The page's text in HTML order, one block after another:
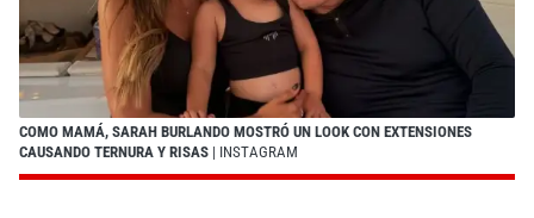
COMO MAMÁ, SARAH BURLANDO MOSTRÓ UN LOOK CON EXTENSIONES
CAUSANDO TERNURA Y RISAS | INSTAGRAM